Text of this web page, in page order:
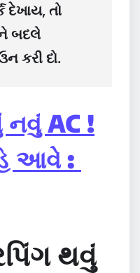
દેખાય, તો
બદલે
કરી દો.
AC !
આવે :
થવું